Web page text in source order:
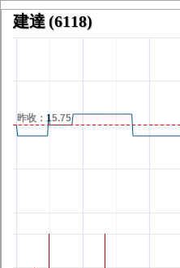
建達(6118)
昨收：15.75